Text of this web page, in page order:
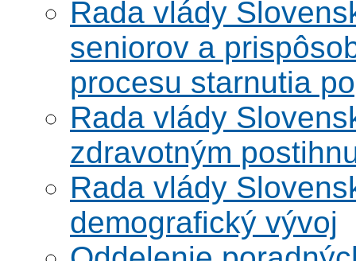
Rada vlády
seniorov a
procesu starnutia
Rada vlády
zdravotným
Rada vlády
demografický vývoj